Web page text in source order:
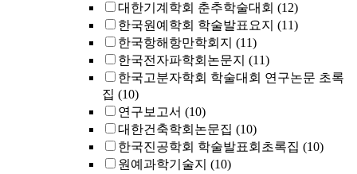
대한기계학회 춘추학술대회 (12)
한국원예학회 학술발표요지 (11)
한국항해항만학회지 (11)
한국전자파학회논문지 (11)
한국고분자학회 학술대회 연구논문 초록
집 (10)
연구보고서 (10)
대한건축학회논문집 (10)
한국진공학회 학술발표회초록집 (10)
원예과학기술지 (10)